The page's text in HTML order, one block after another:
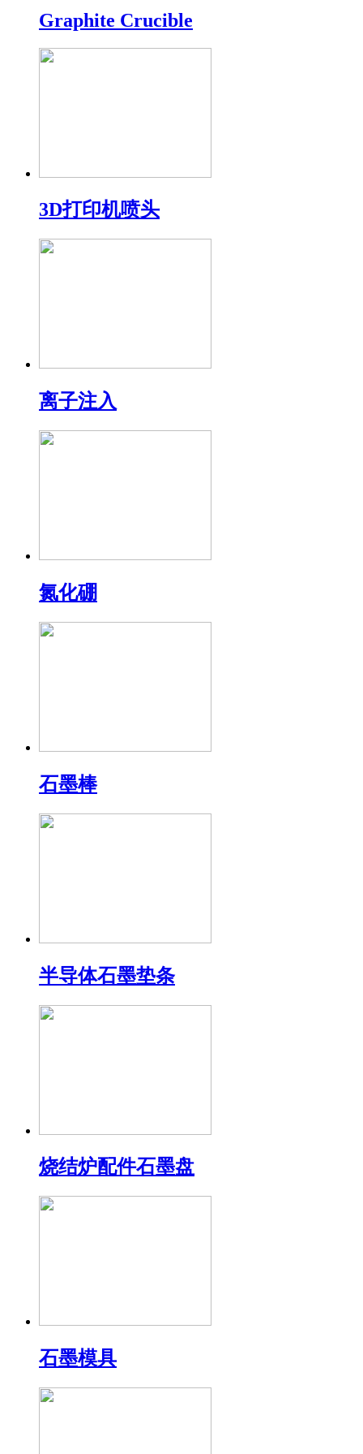
Graphite Crucible
3D打印机喷头
离子注入
氮化硼
石墨棒
半导体石墨垫条
烧结炉配件石墨盘
石墨模具